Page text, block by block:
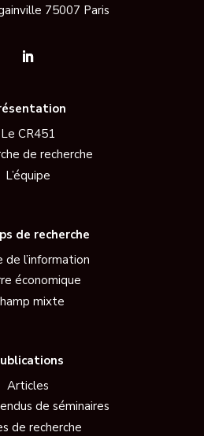
75007 Paris
Le CR451
de recherche
L’équipe
de recherche
de l’information
économique
mixte
Articles
de séminaires
de recherche